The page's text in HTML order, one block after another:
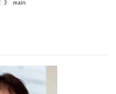
main